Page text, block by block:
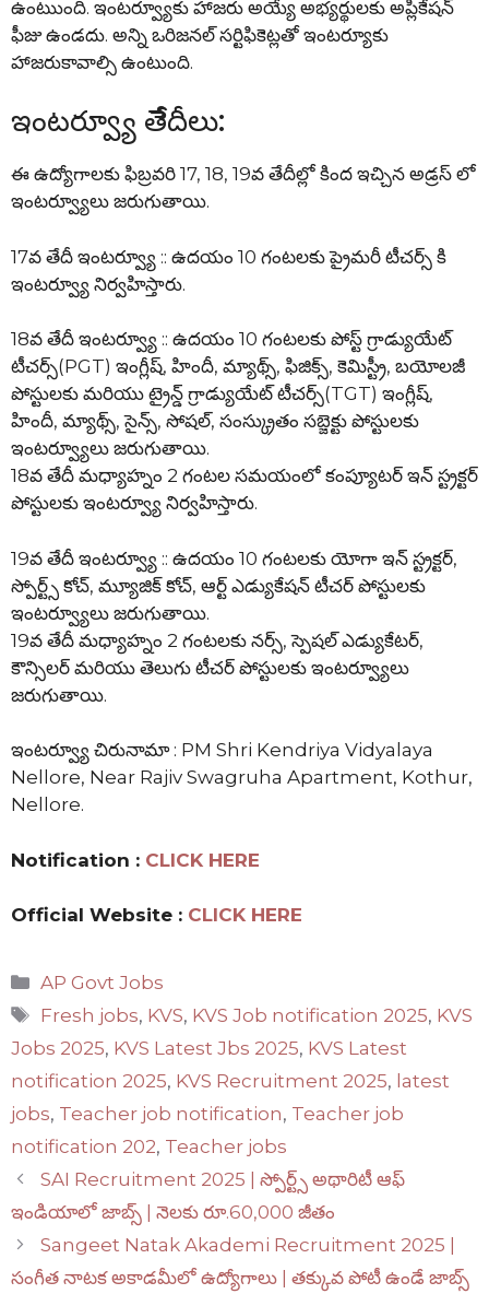
ఉంటుుంది. ఇంటర్వ్యూకు హాజరు అయ్యే అభ్యర్థులకు అప్లికేషన్
ఫీజు ఉండదు. అన్ని ఒరిజనల్ సర్టిఫికెట్లతో ఇంటర్యూకు
హాజరుకావాల్సి ఉంటుంది.
ఇంటర్వ్యూ తేేదీలు:
ఈ ఉద్యోగాలకు ఫిబ్రవరి 17, 18, 19వ తేదీల్లో కింద ఇచ్చిన అడ్రస్ లో
ఇంటర్వ్యూలు జరుగుతాయి.
17వ తేదీ ఇంటర్వ్యూ :: ఉదయం 10 గంటలకు ప్రైమరీ టీచర్స్ కి
ఇంటర్వ్యూ నిర్వహిస్తారు.
18వ తేదీ ఇంటర్వ్యూ :: ఉదయం 10 గంటలకు పోస్ట్ గ్రాడ్యుయేట్
టీచర్స్(PGT) ఇంగ్లీష్, హిందీ, మ్యాథ్స్, ఫిజిక్స్, కెమిస్ట్రీ, బయోలజీ
పోస్టులకు మరియు ట్రైన్డ్ గ్రాడ్యుయేట్ టీచర్స్(TGT) ఇంగ్లీష్,
హిందీ, మ్యాథ్స్, సైన్స్, సోషల్, సంస్క్రుతం సబ్జెక్టు పోస్టులకు
ఇంటర్వ్యూలు జరుగుతాయి.
18వ తేదీ మధ్యాహ్నం 2 గంటల సమయంలో కంప్యూటర్ ఇన్ స్ట్రక్టర్
పోస్టులకు ఇంటర్వ్యూ నిర్వహిస్తారు.
19వ తేదీ ఇంటర్వ్యూ :: ఉదయం 10 గంటలకు యోగా ఇన్ స్ట్రక్టర్,
స్పోర్ట్స్ కోచ్, మ్యూజిక్ కోచ్, ఆర్ట్ ఎడ్యుకేషన్ టీచర్ పోస్టులకు
ఇంటర్వ్యూలు జరుగుతాయి.
19వ తేదీ మధ్యాహ్నం 2 గంటలకు నర్స్, స్పెషల్ ఎడ్యుకేటర్,
కౌన్సిలర్ మరియు తెలుగు టీచర్ పోస్టులకు ఇంటర్వ్యూలు
జరుగుతాయి.
ఇంటర్వ్యూ చిరునామా : PM Shri Kendriya Vidyalaya
Nellore, Near Rajiv Swagruha Apartment, Kothur,
Nellore.
Notification : CLICK HERE
Official Website : CLICK HERE
Categories
AP Govt Jobs
Tags
Fresh jobs, KVS, KVS Job notification 2025, KVS
Jobs 2025, KVS Latest Jbs 2025, KVS Latest
notification 2025, KVS Recruitment 2025, latest
jobs, Teacher job notification, Teacher job
notification 202, Teacher jobs
SAI Recruitment 2025 | స్పోర్ట్స్ అథారిటీ ఆఫ్
ఇండియాలో జాబ్స్ | నెలకు రూ.60,000 జీతం
Sangeet Natak Akademi Recruitment 2025 |
సంగీత నాటక అకాడమీలో ఉద్యోగాలు | తక్కువ పోటీ ఉండే జాబ్స్